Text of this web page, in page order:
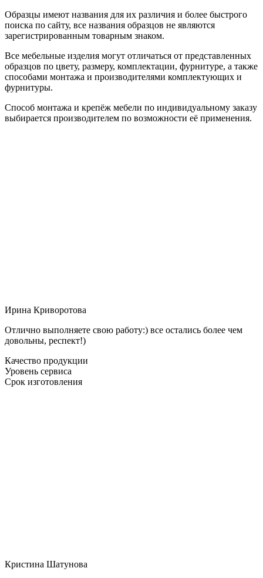
Образцы имеют названия для их различия и более быстрого
поиска по сайту, все названия образцов не являются
зарегистрированным товарным знаком.
Все мебельные изделия могут отличаться от представленных
образцов по цвету, размеру, комплектации, фурнитуре, а также
способами монтажа и производителями комплектующих и
фурнитуры.
Способ монтажа и крепёж мебели по индивидуальному заказу
выбирается производителем по возможности её применения.
Ирина Криворотова
Отлично выполняете свою работу:) все остались более чем
довольны, респект!)
Качество продукции
Уровень сервиса
Срок изготовления
Кристина Шатунова